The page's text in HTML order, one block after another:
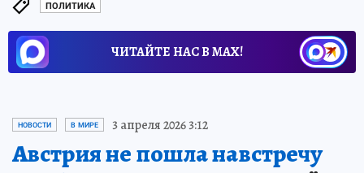
ПОЛИТИКА
ЧИТАЙТЕ НАС В МАХ!
НОВОСТИ В МИРЕ 3 апреля 2026 3:12
Австрия не пошла навстречу